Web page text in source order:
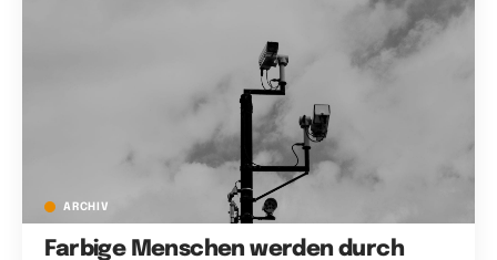
ARCHIV
Farbige Menschen werden durch